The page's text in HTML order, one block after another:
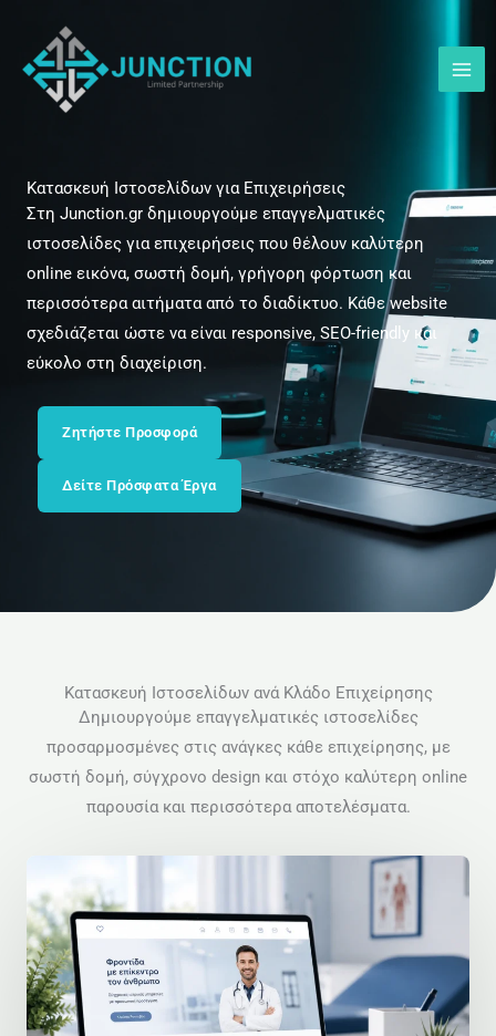
περιεχόμενο
Κατασκευή Ιστοσελίδων για Επιχειρήσεις
Στη Junction.gr δημιουργούμε επαγγελματικές
ιστοσελίδες για επιχειρήσεις που θέλουν καλύτερη
online εικόνα, σωστή δομή, γρήγορη φόρτωση και
περισσότερα αιτήματα από το διαδίκτυο. Κάθε website
σχεδιάζεται ώστε να είναι responsive, SEO-friendly και
εύκολο στη διαχείριση.
Ζητήστε Προσφορά
Δείτε Πρόσφατα Έργα
Κατασκευή Ιστοσελίδων ανά Κλάδο Επιχείρησης
Δημιουργούμε επαγγελματικές ιστοσελίδες
προσαρμοσμένες στις ανάγκες κάθε επιχείρησης, με
σωστή δομή, σύγχρονο design και στόχο καλύτερη online
παρουσία και περισσότερα αποτελέσματα.